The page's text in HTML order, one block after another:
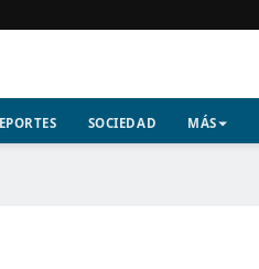
SOCIEDAD MÁS